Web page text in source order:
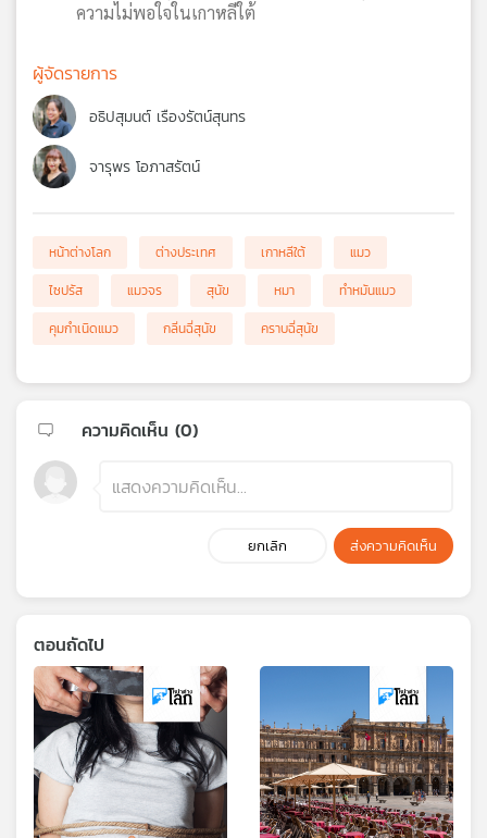
ความไม่พอใจในเกาหลีใต้
ผู้จัดรายการ
อธิปสุมนต์ เรืองรัตน์สุนทร
จารุพร โอภาสรัตน์
หน้าต่างโลก ต่างประเทศ เกาหลีใต้
แมว
ไซปรัส
แมวจร สุนัข หมา
ทำหมันแมว
คุมกำเนิดแมว
กลิ่นฉี่สุนัข คราบฉี่สุนัข
ความคิดเห็น (0)
ยกเลิก ส่งความคิดเห็น
ตอนถัดไป